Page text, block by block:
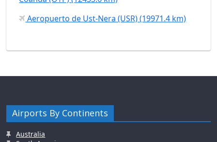
Aeropuerto de Ust-Nera (USR) (19971.4 km)
Airports By Continents
Australia